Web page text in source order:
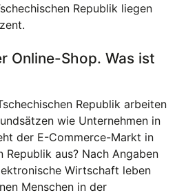
Republik liegen
Online-Shop. Was ist
Republik arbeiten
wie Unternehmen in
der E-Commerce-Markt in
Republik aus? Nach Angaben
Wirtschaft leben
Menschen in der